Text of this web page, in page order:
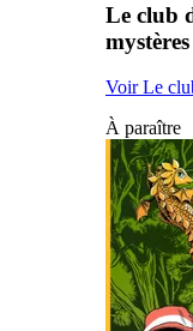
Le club
mystères
Voir Le
À paraître